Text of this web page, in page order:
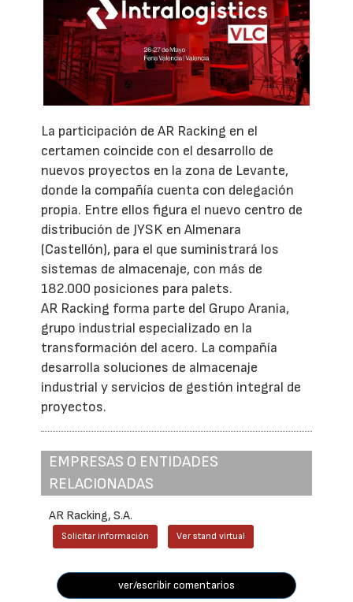
La participación de AR Racking en el
certamen coincide con el desarrollo de
nuevos proyectos en la zona de Levante,
donde la compañía cuenta con delegación
propia. Entre ellos figura el nuevo centro de
distribución de JYSK en Almenara
(Castellón), para el que suministrará los
sistemas de almacenaje, con más de
182.000 posiciones para palets.
AR Racking forma parte del Grupo Arania,
grupo industrial especializado en la
transformación del acero. La compañía
desarrolla soluciones de almacenaje
industrial y servicios de gestión integral de
proyectos.
EMPRESAS O ENTIDADES
RELACIONADAS
AR Racking, S.A.
Solicitar información Ver stand virtual
ver/escribir comentarios